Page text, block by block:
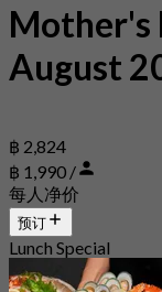
Mother's
August
฿ 2,824
฿ 1,990 /
每人净价
预订
Lunch Special